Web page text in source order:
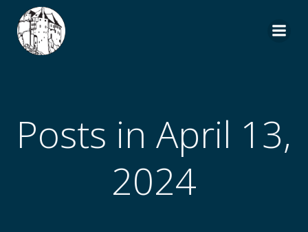
Posts in April 13,
2024